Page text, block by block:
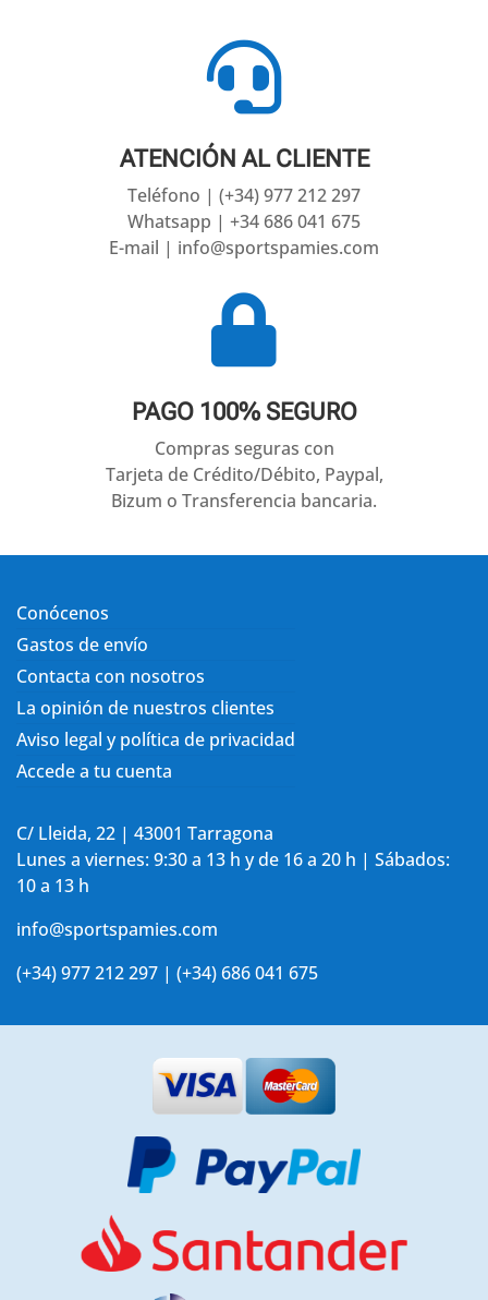

ATENCIÓN AL CLIENTE
Teléfono | (+34) 977 212 297
Whatsapp | +34 686 041 675
E-mail | info@sportspamies.com

PAGO 100% SEGURO
Compras seguras con
Tarjeta de Crédito/Débito, Paypal,
Bizum o Transferencia bancaria.
Conócenos
Gastos de envío
Contacta con nosotros
La opinión de nuestros clientes
Aviso legal y política de privacidad
Accede a tu cuenta
C/ Lleida, 22 | 43001 Tarragona
Lunes a viernes: 9:30 a 13 h y de 16 a 20 h | Sábados:
10 a 13 h
info@sportspamies.com
(+34) 977 212 297 | (+34) 686 041 675